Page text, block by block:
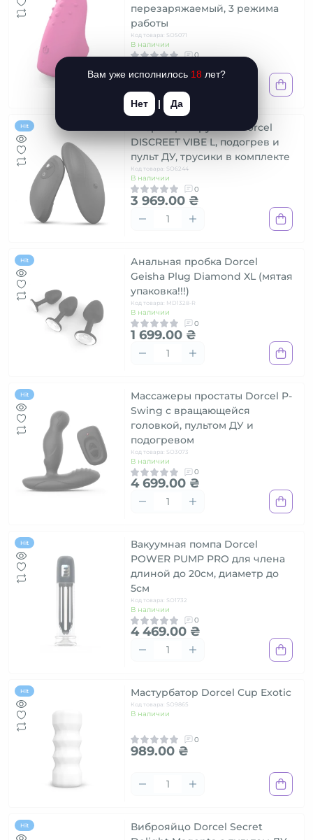
перезаряжаемый, 3 режима
работы
Код товара: SO5071
В наличии
0
Hit
Вибратор в трусики Dorcel
DISCREET VIBE L, подогрев и
пульт ДУ, трусики в комплекте
Код товара: SO6244
В наличии
0
3 969.00 ₴
Hit
Анальная пробка Dorcel
Geisha Plug Diamond XL (мятая
упаковка!!!)
Код товара: MD1328-R
В наличии
0
1 699.00 ₴
Hit
Массажеры простаты Dorcel P-
Swing с вращающейся
головкой, пультом ДУ и
подогревом
Код товара: SO3073
В наличии
0
4 699.00 ₴
Hit
Вакуумная помпа Dorcel
POWER PUMP PRO для члена
длиной до 20см, диаметр до
5см
Код товара: SO1732
В наличии
0
4 469.00 ₴
Hit Мастурбатор Dorcel Cup Exotic
Код товара: SO9865
В наличии
0
989.00 ₴
Hit
Виброяйцо Dorcel Secret
Вам уже исполнилось 18 лет?
Нет | Да